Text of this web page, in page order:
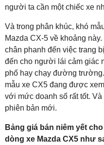
người ta cần một chiếc xe
Và trong phân khúc, khó
Mazda CX-5 về khoảng
chân phanh đến việc trang
đến cho người lái cảm giác
phố hay chạy đường
mẫu xe CX5 đang được
với mức doanh số rất tốt.
phiên bản mới.
Bảng giá bán niêm yết
dòng xe Mazda CX5 như